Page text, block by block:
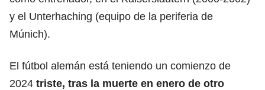
y el Unterhaching (equipo de la periferia de
Múnich).
El fútbol alemán está teniendo un comienzo de
2024 triste, tras la muerte en enero de otro